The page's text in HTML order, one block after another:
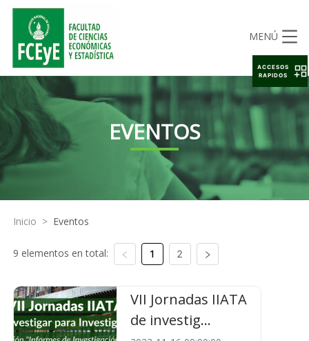
MENÚ
EVENTOS
Inicio > Eventos
9 elementos en total: 1 2
VII Jornadas IIATA
de investig...
ACCESOS
RAPIDOS